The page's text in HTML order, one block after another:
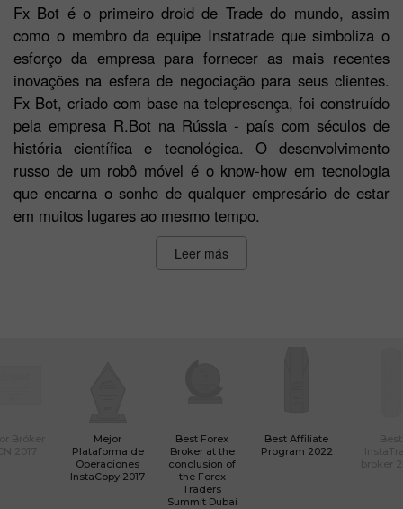
Fx Bot é o primeiro droid de Trade do mundo, assim
como o membro da equipe Instatrade que simboliza o
esforço da empresa para fornecer as mais recentes
inovações na esfera de negociação para seus clientes.
Fx Bot, criado com base na telepresença, foi construído
pela empresa R.Bot na Rússia - país com séculos de
história científica e tecnológica. O desenvolvimento
russo de um robô móvel é o know-how em tecnologia
que encarna o sonho de qualquer empresário de estar
em muitos lugares ao mesmo tempo.
Leer más
Mejor
Plataforma de
Operaciones
InstaCopy 2017
Best Forex
Broker at the
conclusion of
the Forex
Traders
Summit Dubai
Best Affiliate
Program 2022